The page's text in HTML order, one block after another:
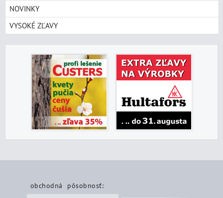
NOVINKY
VYSOKÉ ZĽAVY
obchodná pôsobnosť: